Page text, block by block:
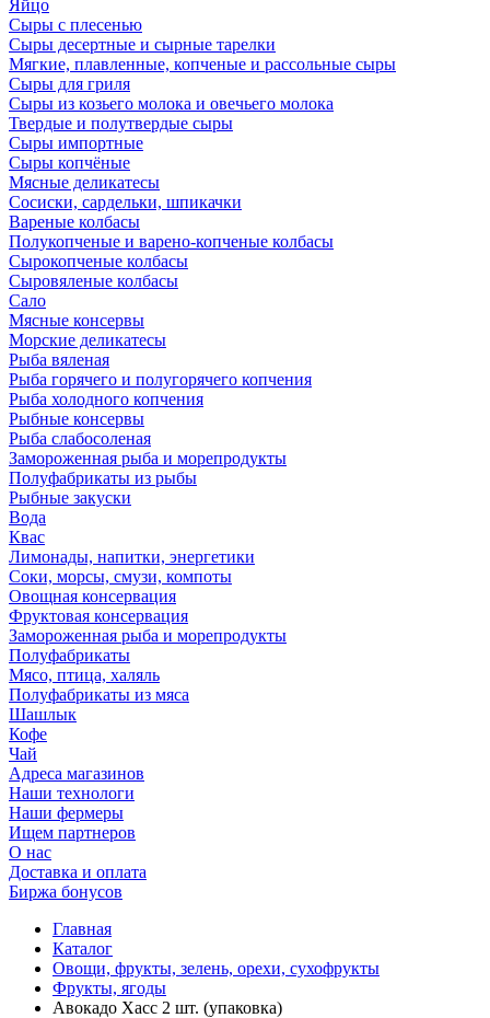
Яйцо
Сыры с плесенью
Сыры десертные и сырные тарелки
Мягкие, плавленные, копченые и рассольные сыры
Сыры для гриля
Сыры из козьего молока и овечьего молока
Твердые и полутвердые сыры
Сыры импортные
Сыры копчёные
Мясные деликатесы
Сосиски, сардельки, шпикачки
Вареные колбасы
Полукопченые и варено-копченые колбасы
Сырокопченые колбасы
Сыровяленые колбасы
Сало
Мясные консервы
Морские деликатесы
Рыба вяленая
Рыба горячего и полугорячего копчения
Рыба холодного копчения
Рыбные консервы
Рыба слабосоленая
Замороженная рыба и морепродукты
Полуфабрикаты из рыбы
Рыбные закуски
Вода
Квас
Лимонады, напитки, энергетики
Соки, морсы, смузи, компоты
Овощная консервация
Фруктовая консервация
Замороженная рыба и морепродукты
Полуфабрикаты
Мясо, птица, халяль
Полуфабрикаты из мяса
Шашлык
Кофе
Чай
Адреса магазинов
Наши технологи
Наши фермеры
Ищем партнеров
О нас
Доставка и оплата
Биржа бонусов
Главная
Каталог
Овощи, фрукты, зелень, орехи, сухофрукты
Фрукты, ягоды
Авокадо Хасс 2 шт. (упаковка)